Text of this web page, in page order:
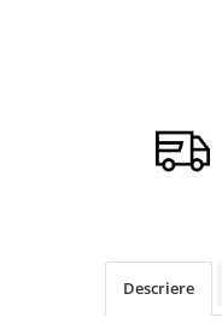
Viata după moarte
Descriere